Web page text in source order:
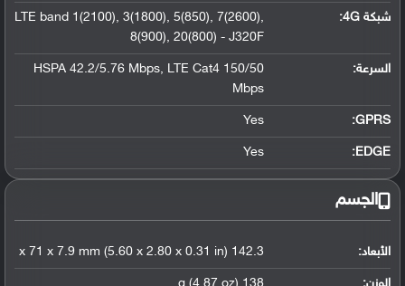
شبكة 4G :
LTE band 1(2100), 3(1800), 5(850), 7(2600),
8(900), 20(800) - J320F
السرعة:
HSPA 42.2/5.76 Mbps, LTE Cat4 150/50
Mbps
GPRS:
Yes
EDGE:
Yes
الجسم
الأبعاد: 142.3 x 71 x 7.9 mm (5.60 x 2.80 x 0.31 in)